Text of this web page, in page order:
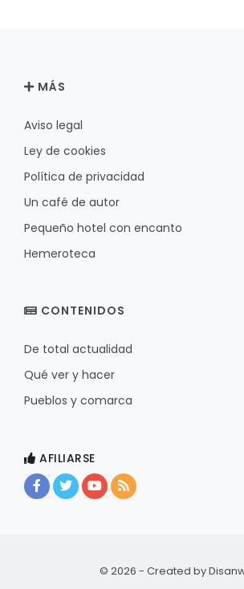
MÁS
Aviso legal
Ley de cookies
Política de privacidad
Un café de autor
Pequeño hotel con encanto
Hemeroteca
CONTENIDOS
De total actualidad
Qué ver y hacer
Pueblos y comarca
AFILIARSE
© 2026 - Created by